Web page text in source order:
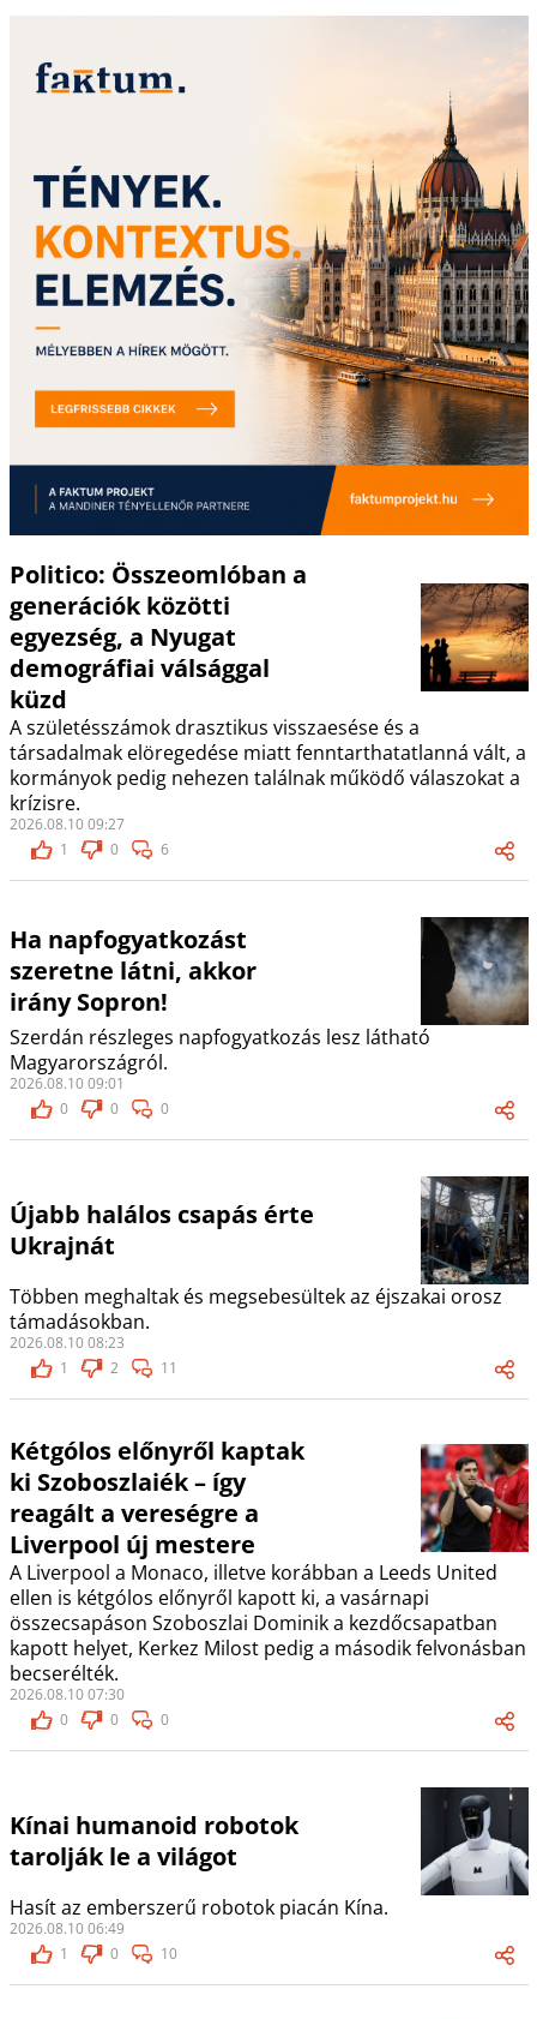
Politico: Összeomlóban a
generációk közötti
egyezség, a Nyugat
demográfiai válsággal
küzd
A születésszámok drasztikus visszaesése és a
társadalmak elöregedése miatt fenntarthatatlanná vált, a
kormányok pedig nehezen találnak működő válaszokat a
krízisre.
2026.08.10 09:27
1
0 6
Ha napfogyatkozást
szeretne látni, akkor
irány Sopron!
Szerdán részleges napfogyatkozás lesz látható
Magyarországról.
2026.08.10 09:01
0
0 0
Újabb halálos csapás érte
Ukrajnát
Többen meghaltak és megsebesültek az éjszakai orosz
támadásokban.
2026.08.10 08:23
1
2 11
Kétgólos előnyről kaptak
ki Szoboszlaiék – így
reagált a vereségre a
Liverpool új mestere
A Liverpool a Monaco, illetve korábban a Leeds United
ellen is kétgólos előnyről kapott ki, a vasárnapi
összecsapáson Szoboszlai Dominik a kezdőcsapatban
kapott helyet, Kerkez Milost pedig a második felvonásban
becserélték.
2026.08.10 07:30
0
0 0
Kínai humanoid robotok
tarolják le a világot
Hasít az emberszerű robotok piacán Kína.
2026.08.10 06:49
1
0 10